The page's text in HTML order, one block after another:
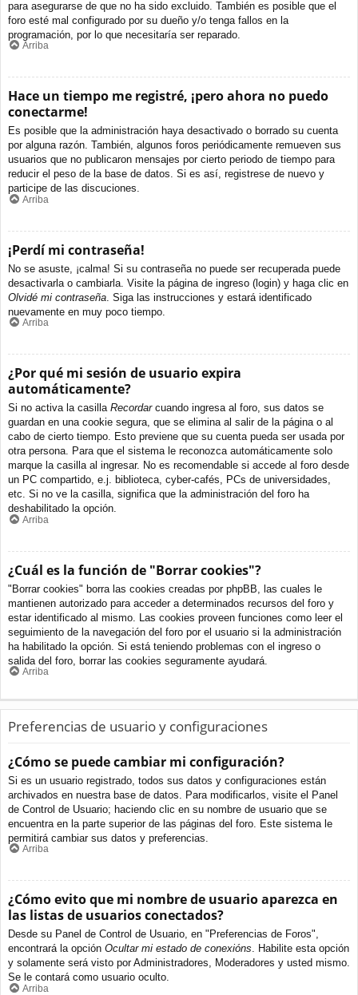
para asegurarse de que no ha sido excluido. También es posible que el
foro esté mal configurado por su dueño y/o tenga fallos en la
programación, por lo que necesitaría ser reparado.
Arriba
Hace un tiempo me registré, ¡pero ahora no puedo
conectarme!
Es posible que la administración haya desactivado o borrado su cuenta
por alguna razón. También, algunos foros periódicamente remueven sus
usuarios que no publicaron mensajes por cierto periodo de tiempo para
reducir el peso de la base de datos. Si es así, registrese de nuevo y
participe de las discuciones.
Arriba
¡Perdí mi contraseña!
No se asuste, ¡calma! Si su contraseña no puede ser recuperada puede
desactivarla o cambiarla. Visite la página de ingreso (login) y haga clic en
Olvidé mi contraseña . Siga las instrucciones y estará identificado
nuevamente en muy poco tiempo.
Arriba
¿Por qué mi sesión de usuario expira
automáticamente?
Si no activa la casilla Recordarcuando ingresa al foro, sus datos se
guardan en una cookie segura, que se elimina al salir de la página o al
cabo de cierto tiempo. Esto previene que su cuenta pueda ser usada por
otra persona. Para que el sistema le reconozca automáticamente solo
marque la casilla al ingresar. No es recomendable si accede al foro desde
un PC compartido, e.j. biblioteca, cyber-cafés, PCs de universidades,
etc. Si no ve la casilla, significa que la administración del foro ha
deshabilitado la opción.
Arriba
¿Cuál es la función de "Borrar cookies"?
"Borrar cookies" borra las cookies creadas por phpBB, las cuales le
mantienen autorizado para acceder a determinados recursos del foro y
estar identificado al mismo. Las cookies proveen funciones como leer el
seguimiento de la navegación del foro por el usuario si la administración
ha habilitado la opción. Si está teniendo problemas con el ingreso o
salida del foro, borrar las cookies seguramente ayudará.
Arriba
Preferencias de usuario y configuraciones
¿Cómo se puede cambiar mi configuración?
Si es un usuario registrado, todos sus datos y configuraciones están
archivados en nuestra base de datos. Para modificarlos, visite el Panel
de Control de Usuario; haciendo clic en su nombre de usuario que se
encuentra en la parte superior de las páginas del foro. Este sistema le
permitirá cambiar sus datos y preferencias.
Arriba
¿Cómo evito que mi nombre de usuario aparezca en
las listas de usuarios conectados?
Desde su Panel de Control de Usuario, en "Preferencias de Foros",
encontrará la opción Ocultar mi estado de conexións. Habilite esta opción
y solamente será visto por Administradores, Moderadores y usted mismo.
Se le contará como usuario oculto.
Arriba